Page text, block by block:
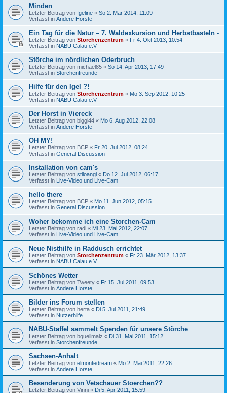
Minden
Letzter Beitrag von Igeline « So 2. Mär 2014, 11:09
Verfasst in Andere Horste
Ein Tag für die Natur – 7. Waldexkursion und Herbstbasteln -
Letzter Beitrag von Storchenzentrum « Fr 4. Okt 2013, 10:54
Verfasst in NABU Calau e.V
Störche im nördlichen Oderbruch
Letzter Beitrag von michael85 « So 14. Apr 2013, 17:49
Verfasst in Storchenfreunde
Hilfe für den Igel ?!
Letzter Beitrag von Storchenzentrum « Mo 3. Sep 2012, 10:25
Verfasst in NABU Calau e.V
Der Horst in Viereck
Letzter Beitrag von biggi44 « Mo 6. Aug 2012, 22:08
Verfasst in Andere Horste
OH MY!
Letzter Beitrag von BCP « Fr 20. Jul 2012, 08:24
Verfasst in General Discussion
Installation von cam's
Letzter Beitrag von stiloangi « Do 12. Jul 2012, 06:17
Verfasst in Live-Video und Live-Cam
hello there
Letzter Beitrag von BCP « Mo 11. Jun 2012, 05:15
Verfasst in General Discussion
Woher bekomme ich eine Storchen-Cam
Letzter Beitrag von radi « Mi 23. Mai 2012, 22:07
Verfasst in Live-Video und Live-Cam
Neue Nisthilfe in Raddusch errichtet
Letzter Beitrag von Storchenzentrum « Fr 23. Mär 2012, 13:37
Verfasst in NABU Calau e.V
Schönes Wetter
Letzter Beitrag von Tweety « Fr 15. Jul 2011, 09:53
Verfasst in Andere Horste
Bilder ins Forum stellen
Letzter Beitrag von herta « Di 5. Jul 2011, 21:49
Verfasst in Nutzerhilfe
NABU-Staffel sammelt Spenden für unsere Störche
Letzter Beitrag von bquellmalz « Di 31. Mai 2011, 15:12
Verfasst in Storchenfreunde
Sachsen-Anhalt
Letzter Beitrag von elmontedream « Mo 2. Mai 2011, 22:26
Verfasst in Andere Horste
Besenderung von Vetschauer Stoerchen??
Letzter Beitrag von Vinni « Di 5. Apr 2011, 15:59